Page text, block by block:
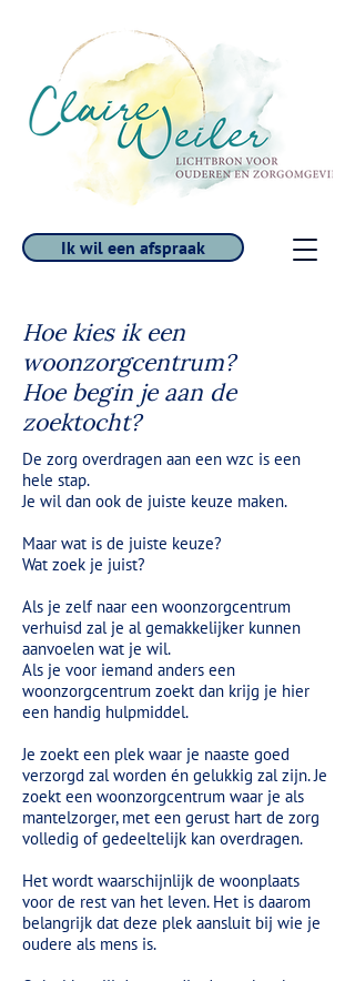
Ik wil een afspraak
Hoe kies ik een
woonzorgcentrum?
Hoe begin je aan de
zoektocht?
De zorg overdragen aan een wzc is een
hele stap.
Je wil dan ook de juiste keuze maken.
Maar wat is de juiste keuze?
Wat zoek je juist?
Als je zelf naar een woonzorgcentrum
verhuisd zal je al gemakkelijker kunnen
aanvoelen wat je wil.
Als je voor iemand anders een
woonzorgcentrum zoekt dan krijg je hier
een handig hulpmiddel.
Je zoekt een plek waar je naaste goed
verzorgd zal worden én gelukkig zal zijn. Je
zoekt een woonzorgcentrum waar je als
mantelzorger, met een gerust hart de zorg
volledig of gedeeltelijk kan overdragen.
Het wordt waarschijnlijk de woonplaats
voor de rest van het leven. Het is daarom
belangrijk dat deze plek aansluit bij wie je
oudere als mens is.